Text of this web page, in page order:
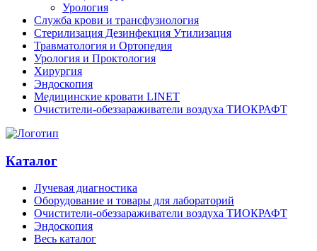
Урология
Служба крови и трансфузиология
Стерилизация Дезинфекция Утилизация
Травматология и Ортопедия
Урология и Проктология
Хирургия
Эндоскопия
Медицинские кровати LINET
Очистители-обеззараживатели воздуха ТИОКРАФТ
Каталог
Лучевая диагностика
Оборудование и товары для лабораторий
Очистители-обеззараживатели воздуха ТИОКРАФТ
Эндоскопия
Весь каталог